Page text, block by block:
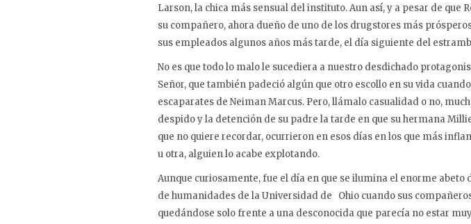
Larson, la chica más sensual del instituto. Aun así, y a pesar de que
su compañero, ahora dueño de uno de los drugstores más
sus empleados algunos años más tarde, el día siguiente del
No es que todo lo malo le sucediera a nuestro desdichado
Señor, que también padeció algún que otro escollo en su vida
escaparates de Neiman Marcus. Pero, llámalo casualidad o no,
despido y la detención de su padre la tarde en que su hermana
que no quiere recordar, ocurrieron en esos días en los que más
u otra, alguien lo acabe explotando.
Aunque curiosamente, fue el día en que se ilumina el enorme abeto
de humanidades de la Universidad de Ohio cuando sus
quedándose solo frente a una desconocida que parecía no estar